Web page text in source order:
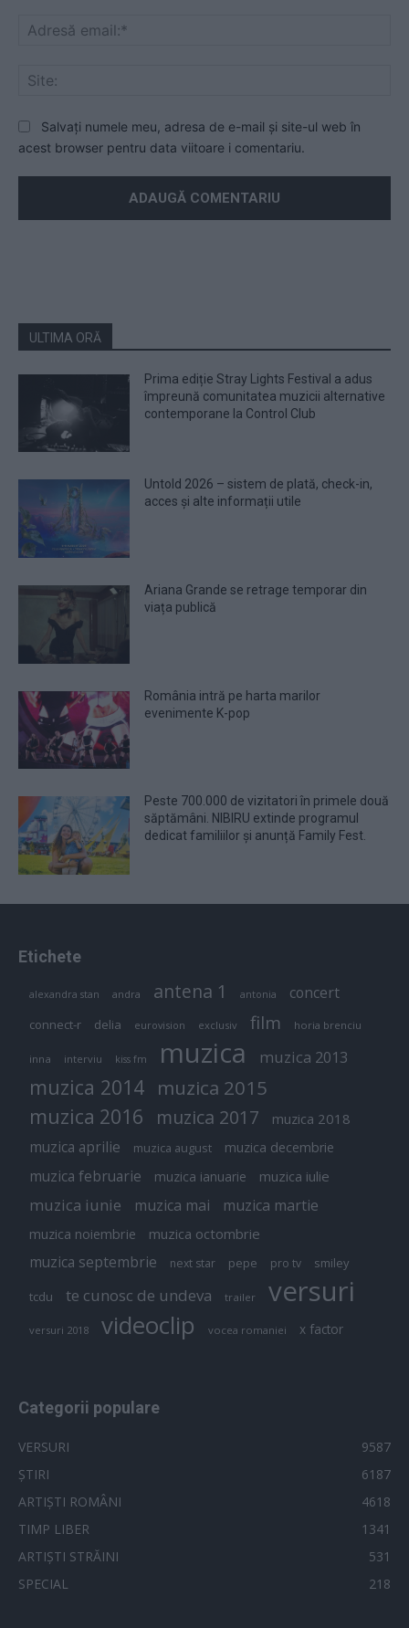
Salvați numele meu, adresa de e-mail și site-ul web în
acest browser pentru data viitoare i comentariu.
ULTIMA ORĂ
Prima ediție Stray Lights Festival a adus
împreună comunitatea muzicii alternative
contemporane la Control Club
Untold 2026 – sistem de plată, check-in,
acces și alte informații utile
Ariana Grande se retrage temporar din
viața publică
România intră pe harta marilor
evenimente K-pop
Peste 700.000 de vizitatori în primele două
săptămâni. NIBIRU extinde programul
dedicat familiilor și anunță Family Fest.
Etichete
alexandra stan andra antena 1 antonia concert
connect-r delia eurovision exclusiv film horia brenciu
inna interviu kiss fm muzica muzica 2013
muzica 2014 muzica 2015
muzica 2016 muzica 2017 muzica 2018
muzica aprilie muzica august muzica decembrie
muzica februarie muzica ianuarie muzica iulie
muzica iunie muzica mai muzica martie
muzica noiembrie muzica octombrie
muzica septembrie next star pepe pro tv smiley
tcdu te cunosc de undeva trailer versuri
versuri 2018 videoclip vocea romaniei x factor
Categorii populare
VERSURI
9587
ȘTIRI
6187
ARTIȘTI ROMÂNI
4618
TIMP LIBER
1341
ARTIȘTI STRĂINI
531
SPECIAL
218